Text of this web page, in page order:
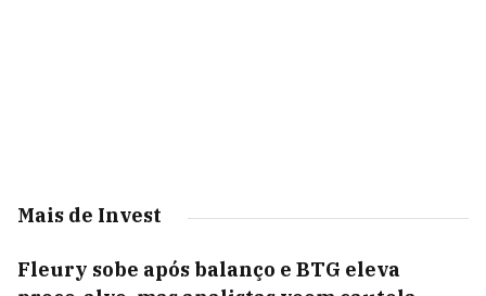
Mais de Invest
Fleury sobe após balanço e BTG eleva